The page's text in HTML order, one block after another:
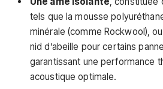
tels que la mousse
minérale (comme Rockwool),
nid d’abeille pour certains
garantissant une performance
acoustique optimale.